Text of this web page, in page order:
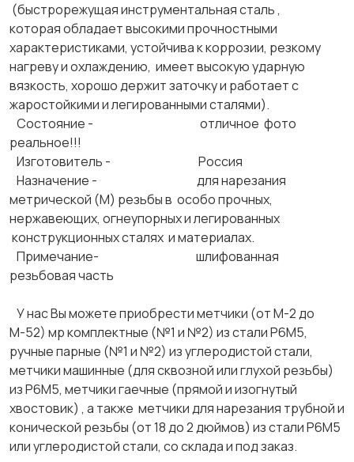
(быстрорежущая инструментальная сталь ,
которая обладает высокими прочностными
характеристиками, устойчива к коррозии, резкому
нагреву и охлаждению, имеет высокую ударную
вязкость, хорошо держит заточку и работает с
жаростойкими и легированными сталями).
Состояние - отличное фото
реальное!!!
Изготовитель - Россия
Назначение - для нарезания
метрической (М) резьбы в особо прочных,
нержавеющих, огнеупорных и легированных
конструкционных сталях и материалах.
Примечание- шлифованная
резьбовая часть
У нас Вы можете приобрести метчики (от М-2 до
М-52) мр комплектные (№1 и №2) из стали Р6М5,
ручные парные (№1 и №2) из углеродистой стали,
метчики машинные (для сквозной или глухой резьбы)
из Р6М5, метчики гаечные (прямой и изогнутый
хвостовик) , а также метчики для нарезания трубной и
конической резьбы (от 18 до 2 дюймов) из стали Р6М5
или углеродистой стали, со склада и под заказ.